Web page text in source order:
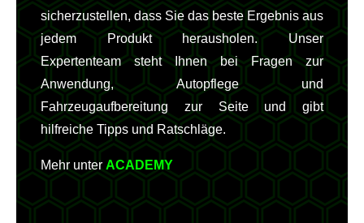
sicherzustellen, dass Sie das beste Ergebnis aus
jedem Produkt herausholen. Unser
Expertenteam steht Ihnen bei Fragen zur
Anwendung, Autopflege und
Fahrzeugaufbereitung zur Seite und gibt
hilfreiche Tipps und Ratschläge.
Mehr unter ACADEMY